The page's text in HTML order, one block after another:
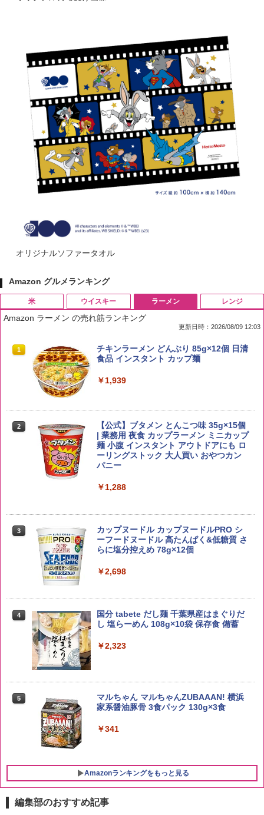
オリジナルソファータオル
Amazon グルメランキング
米
1 by Amazon 国産ブレンド米 精米 5kg
2
新潟ケンベイ【精米】新潟県産にじのき
らめき 5kg 令和7年産
￥5,809
3
by Amazon あきたこまちブレンド 無洗
米 5kg
￥3,396
4
野沢農産 無洗米 青い流るる コシヒカリ
5kg 長野県産 令和7年産
￥3,980
5
【在庫処分価格】ももたろう印 無洗米 5
kg 業務用 お米マイスターブレンド
￥2,680
ウイスキー
1
ブラックニッカ ニッカ Nikka ウィスキ
ー4000ml ブラックニッカクリア ウヰス
お得 4リットル
角瓶 2700ml サントリー ウイスキー ハ
イボール 大容量
3
角ハイボール 350ml×24本 サントリー ウ
イスキー ハイボール 缶
4
【数量限定】竹鶴ピュアモルト700ml ア
サヒ [ ウイスキー 日本 700ml ]【中元 ギ
フト プレゼント 贈り物に】
￥6,783
5
サントリー シングルモルト ウイスキー
白州 Story of the Distillery 2026 化粧箱
入 700ml
ラーメン
Amazon ラーメン の売れ筋ランキング
更新日時：2026/08/09 12:03
1
チキンラーメン どんぶり 85g×12個 日清
食品 インスタント カップ麺
￥1,939
2
【公式】ブタメン とんこつ味 35g×15個
| 業務用 夜食 カップラーメン ミニカップ
麺 小腹 インスタント アウトドアにも ロ
ーリングストック 大人買い おやつカン
パニー
￥1,288
3
カップヌードル カップヌードルPRO シ
ーフードヌードル 高たんぱく&低糖質 さ
らに塩分控えめ 78g×12個
￥2,698
4
国分 tabete だし麺 千葉県産はまぐりだ
し 塩らーめん 108g×10袋 保存食 備蓄
￥2,323
5
マルちゃん マルちゃんZUBAAAN! 横浜
家系醤油豚骨 3食パック 130g×3食
￥341
Amazonランキングをもっと見る
レンジ
編集部のおすすめ記事